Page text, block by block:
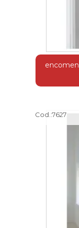
Cod.:7627